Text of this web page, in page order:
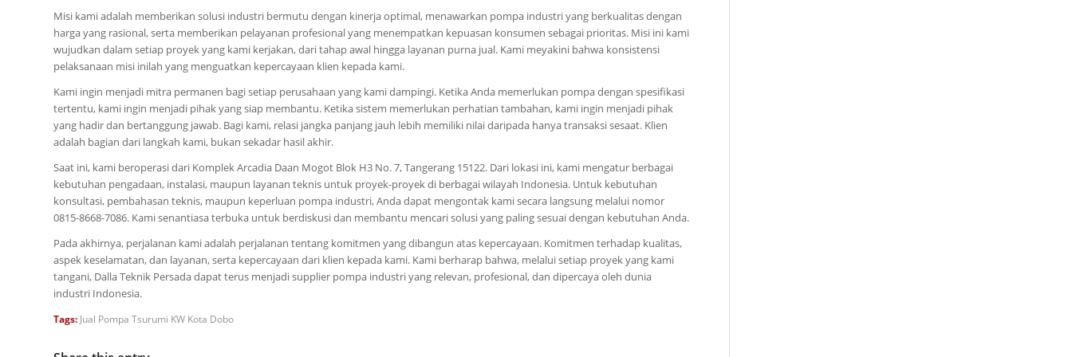
Misi kami adalah memberikan solusi industri bermutu dengan kinerja optimal, menawarkan pompa industri yang berkualitas dengan
harga yang rasional, serta memberikan pelayanan profesional yang menempatkan kepuasan konsumen sebagai prioritas. Misi ini kami
wujudkan dalam setiap proyek yang kami kerjakan, dari tahap awal hingga layanan purna jual. Kami meyakini bahwa konsistensi
pelaksanaan misi inilah yang menguatkan kepercayaan klien kepada kami.
Kami ingin menjadi mitra permanen bagi setiap perusahaan yang kami dampingi. Ketika Anda memerlukan pompa dengan spesifikasi
tertentu, kami ingin menjadi pihak yang siap membantu. Ketika sistem memerlukan perhatian tambahan, kami ingin menjadi pihak
yang hadir dan bertanggung jawab. Bagi kami, relasi jangka panjang jauh lebih memiliki nilai daripada hanya transaksi sesaat. Klien
adalah bagian dari langkah kami, bukan sekadar hasil akhir.
Saat ini, kami beroperasi dari Komplek Arcadia Daan Mogot Blok H3 No. 7, Tangerang 15122. Dari lokasi ini, kami mengatur berbagai
kebutuhan pengadaan, instalasi, maupun layanan teknis untuk proyek-proyek di berbagai wilayah Indonesia. Untuk kebutuhan
konsultasi, pembahasan teknis, maupun keperluan pompa industri, Anda dapat mengontak kami secara langsung melalui nomor
0815-8668-7086. Kami senantiasa terbuka untuk berdiskusi dan membantu mencari solusi yang paling sesuai dengan kebutuhan Anda.
Pada akhirnya, perjalanan kami adalah perjalanan tentang komitmen yang dibangun atas kepercayaan. Komitmen terhadap kualitas,
aspek keselamatan, dan layanan, serta kepercayaan dari klien kepada kami. Kami berharap bahwa, melalui setiap proyek yang kami
tangani, Dalla Teknik Persada dapat terus menjadi supplier pompa industri yang relevan, profesional, dan dipercaya oleh dunia
industri Indonesia.
Tags: Jual Pompa Tsurumi KW Kota Dobo